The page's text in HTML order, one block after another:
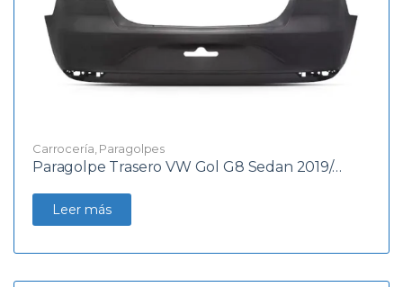
Carrocería Paragolpes
Paragolpe Trasero VW Gol G8 Sedan 2019/…
Leer más